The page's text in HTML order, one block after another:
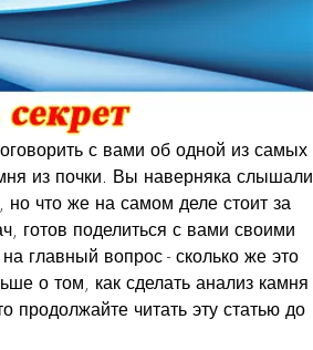
с вами об одной из самых
из почки. Вы наверняка слышали
но что же на самом деле стоит за
готов поделиться с вами своими
главный вопрос - сколько же это
о том, как сделать анализ камня
продолжайте читать эту статью до